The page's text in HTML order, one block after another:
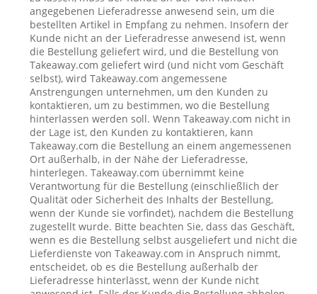
angegebenen Lieferadresse anwesend sein, um die
bestellten Artikel in Empfang zu nehmen. Insofern der
Kunde nicht an der Lieferadresse anwesend ist, wenn
die Bestellung geliefert wird, und die Bestellung von
Takeaway.com geliefert wird (und nicht vom Geschäft
selbst), wird Takeaway.com angemessene
Anstrengungen unternehmen, um den Kunden zu
kontaktieren, um zu bestimmen, wo die Bestellung
hinterlassen werden soll. Wenn Takeaway.com nicht in
der Lage ist, den Kunden zu kontaktieren, kann
Takeaway.com die Bestellung an einem angemessenen
Ort außerhalb, in der Nähe der Lieferadresse,
hinterlegen. Takeaway.com übernimmt keine
Verantwortung für die Bestellung (einschließlich der
Qualität oder Sicherheit des Inhalts der Bestellung,
wenn der Kunde sie vorfindet), nachdem die Bestellung
zugestellt wurde. Bitte beachten Sie, dass das Geschäft,
wenn es die Bestellung selbst ausgeliefert und nicht die
Lieferdienste von Takeaway.com in Anspruch nimmt,
entscheidet, ob es die Bestellung außerhalb der
Lieferadresse hinterlässt, wenn der Kunde nicht